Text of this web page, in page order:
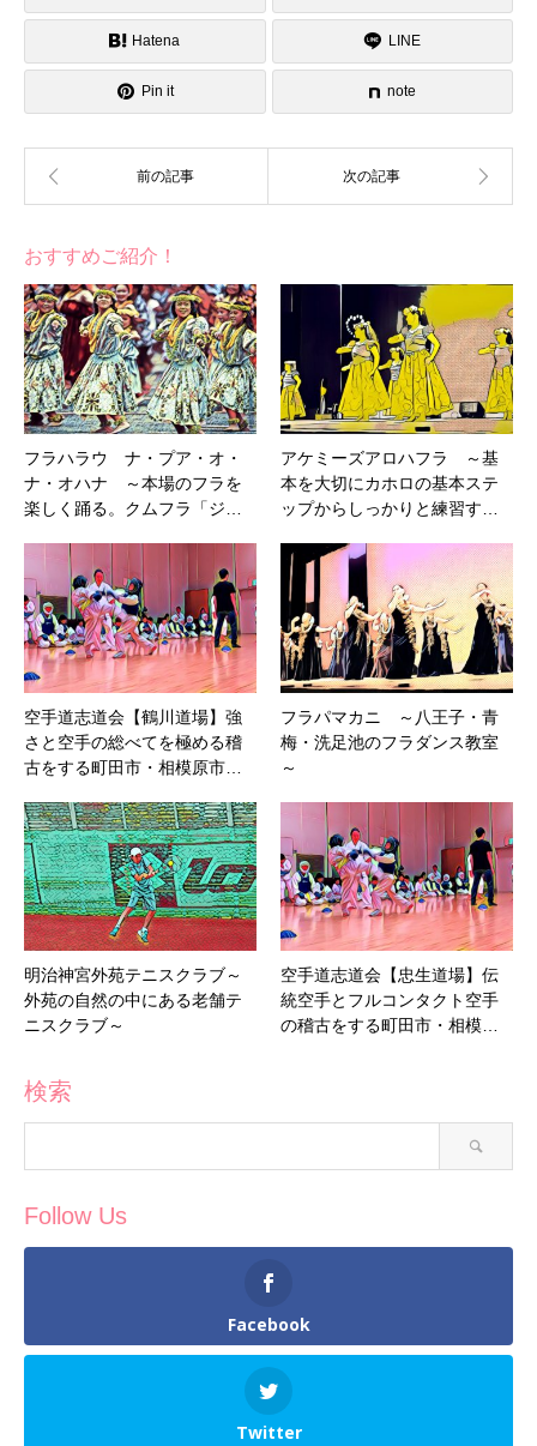
Hatena LINE
Pin it note
おすすめご紹介！
フラハラウ ナ・プア・オ・
ナ・オハナ ～本場のフラを
楽しく踊る。クムフラ「ジ…
アケミーズアロハフラ ～基
本を大切にカホロの基本ステ
ップからしっかりと練習す…
空手道志道会【鶴川道場】強
さと空手の総べてを極める稽
古をする町田市・相模原市…
フラパマカニ ～八王子・青
梅・洗足池のフラダンス教室
～
明治神宮外苑テニスクラブ～
外苑の自然の中にある老舗テ
ニスクラブ～
空手道志道会【忠生道場】伝
統空手とフルコンタクト空手
の稽古をする町田市・相模…
検索
Follow Us
Facebook
Twitter